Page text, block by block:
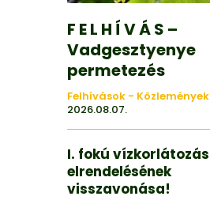
F E L H Í V Á S –
Vadgesztyenye
permetezés
Felhívások - Közlemények
2026.08.07.
I. fokú vízkorlátozás
elrendelésének
visszavonása!